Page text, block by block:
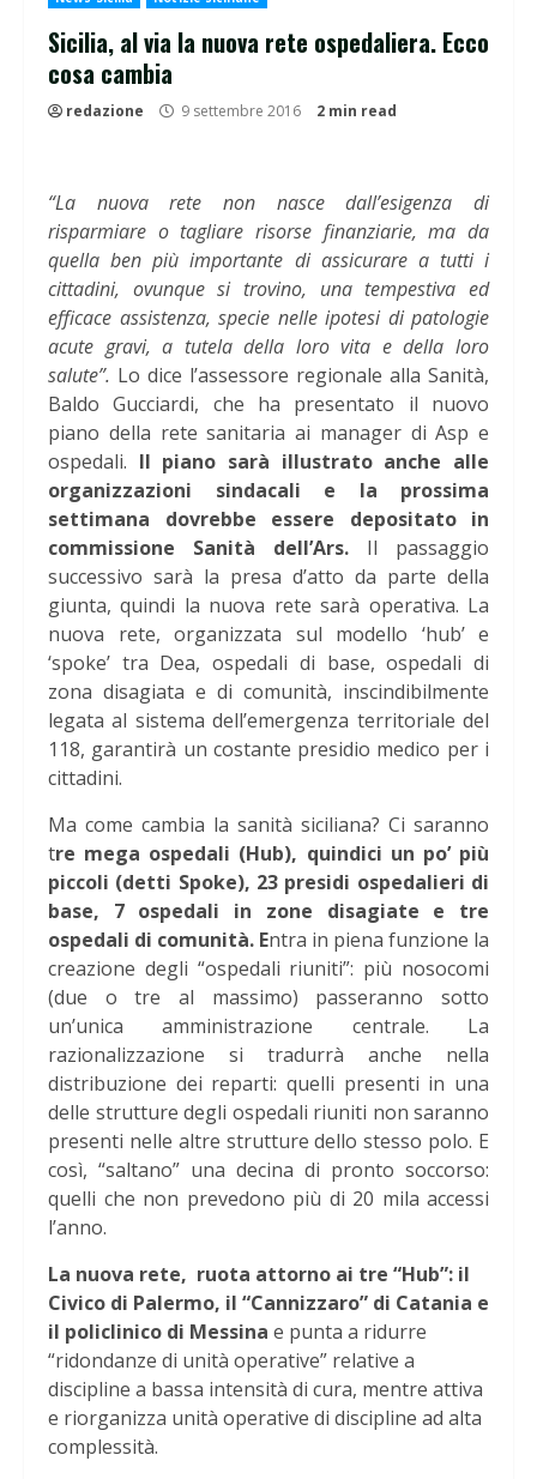
Sicilia, al via la nuova rete ospedaliera. Ecco
cosa cambia
redazione 9 settembre 2016 2 min read
“La nuova rete non nasce dall’esigenza di
risparmiare o tagliare risorse finanziarie, ma da
quella ben più importante di assicurare a tutti i
cittadini, ovunque si trovino, una tempestiva ed
efficace assistenza, specie nelle ipotesi di patologie
acute gravi, a tutela della loro vita e della loro
salute”. Lo dice l’assessore regionale alla Sanità,
Baldo Gucciardi, che ha presentato il nuovo
piano della rete sanitaria ai manager di Asp e
ospedali. Il piano sarà illustrato anche alle
organizzazioni sindacali e la prossima
settimana dovrebbe essere depositato in
commissione Sanità dell’Ars. Il passaggio
successivo sarà la presa d’atto da parte della
giunta, quindi la nuova rete sarà operativa. La
nuova rete, organizzata sul modello ‘hub’ e
‘spoke’ tra Dea, ospedali di base, ospedali di
zona disagiata e di comunità, inscindibilmente
legata al sistema dell’emergenza territoriale del
118, garantirà un costante presidio medico per i
cittadini.
Ma come cambia la sanità siciliana? Ci saranno
tre mega ospedali (Hub), quindici un po’ più
piccoli (detti Spoke), 23 presidi ospedalieri di
base, 7 ospedali in zone disagiate e tre
ospedali di comunità. Entra in piena funzione la
creazione degli “ospedali riuniti”: più nosocomi
(due o tre al massimo) passeranno sotto
un’unica amministrazione centrale. La
razionalizzazione si tradurrà anche nella
distribuzione dei reparti: quelli presenti in una
delle strutture degli ospedali riuniti non saranno
presenti nelle altre strutture dello stesso polo. E
così, “saltano” una decina di pronto soccorso:
quelli che non prevedono più di 20 mila accessi
l’anno.
La nuova rete, ruota attorno ai tre “Hub”: il
Civico di Palermo, il “Cannizzaro” di Catania e
il policlinico di Messina e punta a ridurre
“ridondanze di unità operative” relative a
discipline a bassa intensità di cura, mentre attiva
e riorganizza unità operative di discipline ad alta
complessità.